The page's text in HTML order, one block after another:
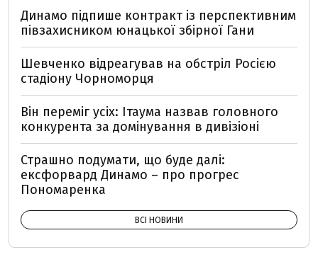
Динамо підпише контракт із перспективним
півзахисником юнацької збірної Гани
Шевченко відреагував на обстріл Росією
стадіону Чорноморця
Він переміг усіх: Ітаума назвав головного
конкурента за домінування в дивізіоні
Страшно подумати, що буде далі:
ексфорвард Динамо – про прогрес
Пономаренка
ВСІ НОВИНИ